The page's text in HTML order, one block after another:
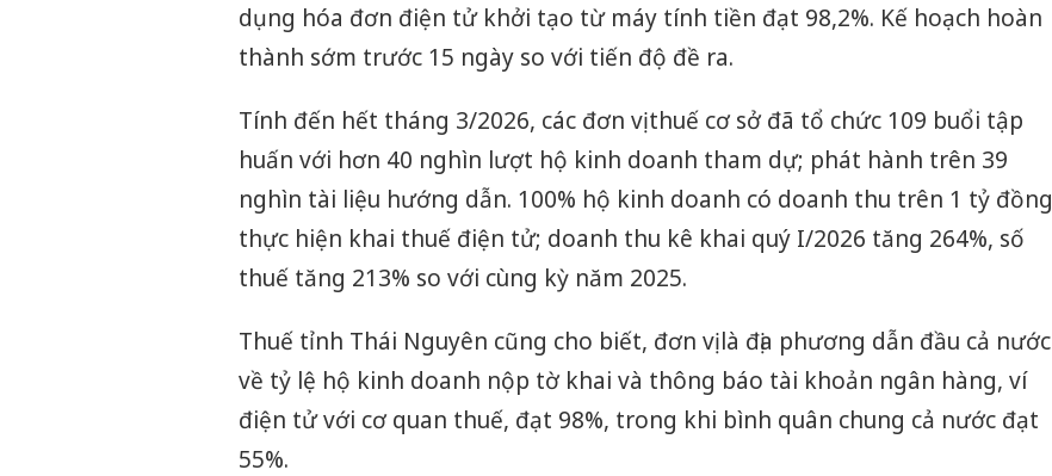
dụng hóa đơn điện tử khởi tạo từ máy tính tiền đạt 98,2%. Kế hoạch hoàn
thành sớm trước 15 ngày so với tiến độ đề ra.
Tính đến hết tháng 3/2026, các đơn vị thuế cơ sở đã tổ chức 109 buổi tập
huấn với hơn 40 nghìn lượt hộ kinh doanh tham dự; phát hành trên 39
nghìn tài liệu hướng dẫn. 100% hộ kinh doanh có doanh thu trên 1 tỷ đồng
thực hiện khai thuế điện tử; doanh thu kê khai quý I/2026 tăng 264%, số
thuế tăng 213% so với cùng kỳ năm 2025.
Thuế tỉnh Thái Nguyên cũng cho biết, đơn vị là địa phương dẫn đầu cả nước
về tỷ lệ hộ kinh doanh nộp tờ khai và thông báo tài khoản ngân hàng, ví
điện tử với cơ quan thuế, đạt 98%, trong khi bình quân chung cả nước đạt
55%.